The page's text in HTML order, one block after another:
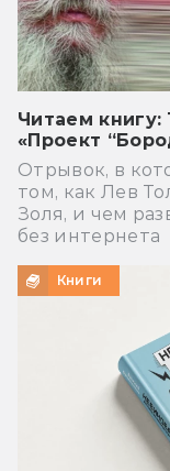
Читаем
«Проект
Отрывок, в
том, как Лев
Золя, и чем
без интернета
Книги